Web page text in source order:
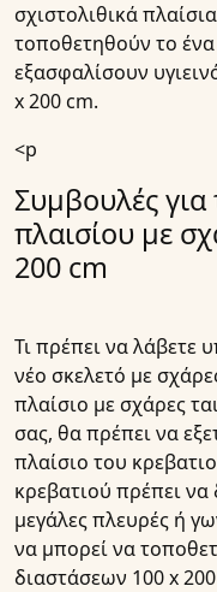
σχιστολιθικά
τοποθετηθούν το
εξασφαλίσουν
x 200 cm.
<p
Συμβουλές
πλαισίου με
200 cm
Τι πρέπει να λάβετε
νέο σκελετό με
πλαίσιο με σχάρες
σας, θα πρέπει να
πλαίσιο του
κρεβατιού πρέπει να
μεγάλες πλευρές ή
να μπορεί να
διαστάσεων 100 x